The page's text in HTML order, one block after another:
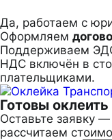
Да, работаем с
Оформляем
Поддерживаем
НДС включён в
плательщиками.
Готовы оклеить
Оставьте заявку
рассчитаем